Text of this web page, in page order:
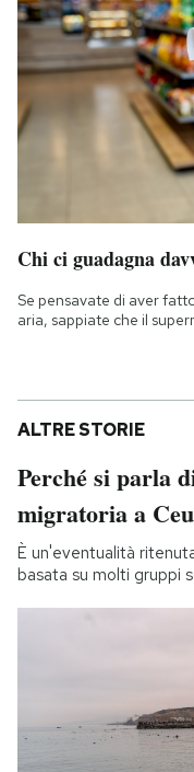
Chi ci guadagna
Se pensavate di aver
aria, sappiate che il
ALTRE STORIE
Perché si parla
migratoria a
È un'eventualità
basata su molti gruppi